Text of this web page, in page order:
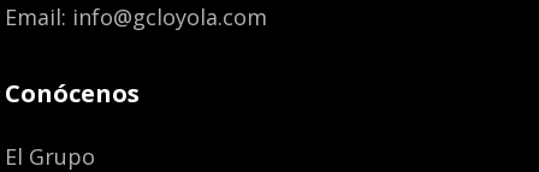
Email: info@gcloyola.com
Conócenos
El Grupo